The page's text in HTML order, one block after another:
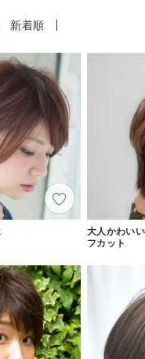
新着順
大人かわ
フカット